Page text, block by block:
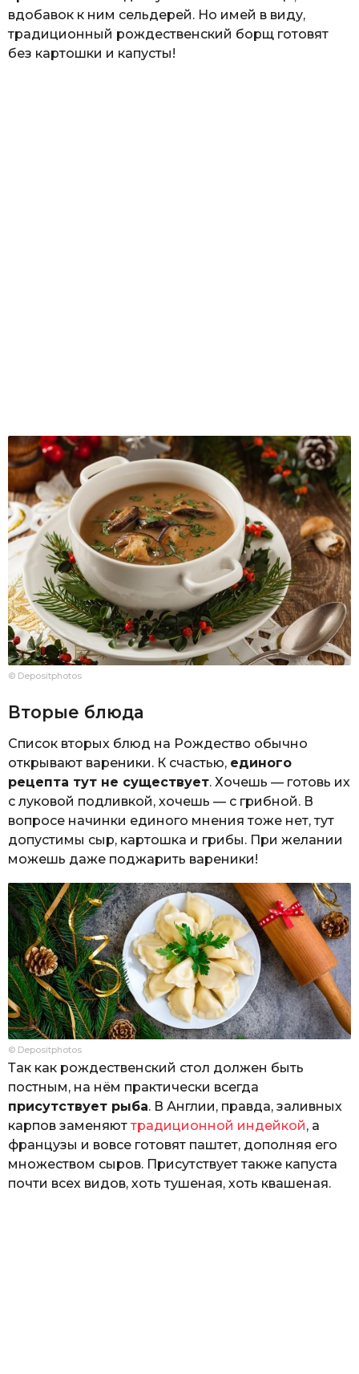
вдобавок к ним сельдерей. Но имей в виду,
традиционный рождественский борщ готовят
без картошки и капусты!
© Depositphotos
Вторые блюда
Список вторых блюд на Рождество обычно
открывают вареники. К счастью, единого
рецепта тут не существует. Хочешь — готовь их
с луковой подливкой, хочешь — с грибной. В
вопросе начинки единого мнения тоже нет, тут
допустимы сыр, картошка и грибы. При желании
можешь даже поджарить вареники!
© Depositphotos
Так как рождественский стол должен быть
постным, на нём практически всегда
присутствует рыба. В Англии, правда, заливных
карпов заменяют традиционной индейкой, а
французы и вовсе готовят паштет, дополняя его
множеством сыров. Присутствует также капуста
почти всех видов, хоть тушеная, хоть квашеная.